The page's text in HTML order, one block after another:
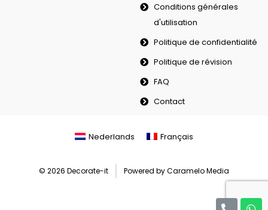
Conditions générales
d'utilisation
Politique de confidentialité
Politique de révision
FAQ
Contact
Nederlands Français
© 2026 Decorate-it Powered by Caramelo Media